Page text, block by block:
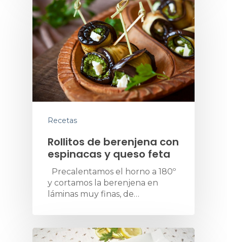
Recetas
Rollitos de berenjena con
espinacas y queso feta
Precalentamos el horno a 180º
y cortamos la berenjena en
láminas muy finas, de…